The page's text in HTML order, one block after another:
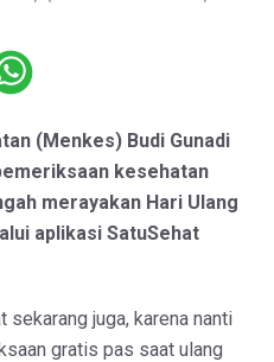
(Menkes) Budi Gunadi
kesehatan
merayakan Hari Ulang
aplikasi SatuSehat
juga, karena nanti
gratis pas saat ulang